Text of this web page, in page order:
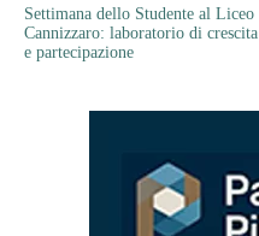
Settimana dello Studente al Liceo
Cannizzaro: laboratorio di crescita
e partecipazione